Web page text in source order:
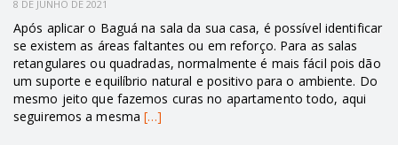
8 DE JUNHO DE 2021
Após aplicar o Baguá na sala da sua casa, é possível identificar
se existem as áreas faltantes ou em reforço. Para as salas
retangulares ou quadradas, normalmente é mais fácil pois dão
um suporte e equilíbrio natural e positivo para o ambiente. Do
mesmo jeito que fazemos curas no apartamento todo, aqui
seguiremos a mesma[…]